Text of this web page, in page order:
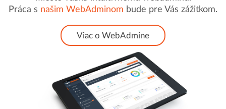
Práca s našim WebAdminom bude pre Vás zážitkom.
Viac o WebAdmine